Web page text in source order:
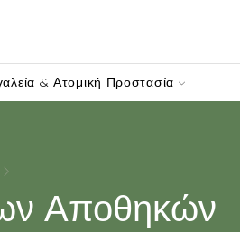
& Ατομική Προστασία
Αποθηκών